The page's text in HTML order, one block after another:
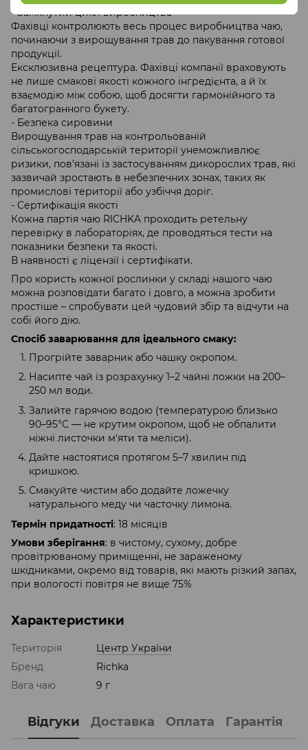
- Замкнутий цикл виробництва
Фахівці контролюють весь процес виробництва чаю,
починаючи з вирощування трав до пакування готової
продукції.
Ексклюзивна рецептура. Фахівці компанії враховують
не лише смакові якості кожного інгредієнта, а й їх
взаємодію між собою, щоб досягти гармонійного та
багатогранного букету.
- Безпека сировини
Вирощування трав на контрольованій
сільськогосподарській території унеможливлює
ризики, пов’язані із застосуванням дикорослих трав, які
зазвичай зростають в небезпечних зонах, таких як
промислові території або узбіччя доріг.
- Сертифікація якості
Кожна партія чаю RICHKA проходить ретельну
перевірку в лабораторіях, де проводяться тести на
показники безпеки та якості.
В наявності є ліцензії і сертифікати.
Про користь кожної рослинки у складі нашого чаю
можна розповідати багато і довго, а можна зробити
простіше – спробувати цей чудовий збір та відчути на
собі його дію.
Спосіб заварювання для ідеального смаку:
Прогрійте заварник або чашку окропом.
Насипте чай із розрахунку 1–2 чайні ложки на 200–
250 мл води.
Залийте гарячою водою (температурою близько
90–95°C — не крутим окропом, щоб не обпалити
ніжні листочки м'яти та меліси).
Дайте настоятися протягом 5–7 хвилин під
кришкою.
Смакуйте чистим або додайте ложечку
натурального меду чи часточку лимона.
Термін придатності: 18 місяців
Умови зберігання: в чистому, сухому, добре
провітрюваному приміщенні, не зараженому
шкідниками, окремо від товарів, які мають різкий запах,
при вологості повітря не вище 75%
Характеристики
Територія
Центр України
Бренд
Richka
Вага чаю
9 г
Відгуки Доставка Оплата Гарантія